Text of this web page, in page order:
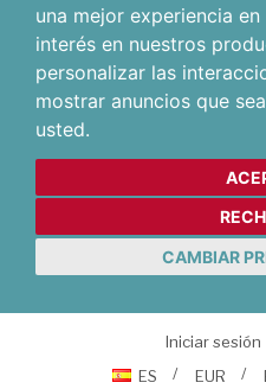
una mejor experiencia
interés en nuestros
personalizar las
mostrar anuncios que
usted.
CAMBIAR
Iniciar sesión
ES
EUR